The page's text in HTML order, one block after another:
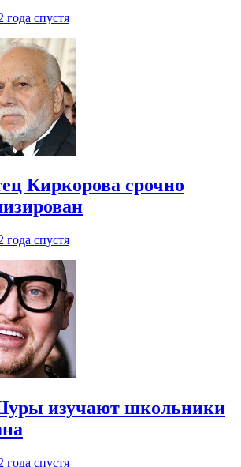
года спустя
Киркорова срочно
года спустя
изучают школьники
года спустя